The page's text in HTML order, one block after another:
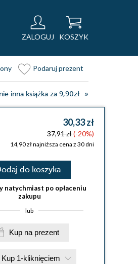
ZALOGUJ KOSZYK
Podaruj prezent
inna książka za 9,90zł
30,33 zł
37,91 zł(-20%)
14,90 zł najniższa cena z 30 dni
do koszyka
natychmiast po opłaceniu
zakupu
lub
Kup na prezent
Kup 1-kliknięciem